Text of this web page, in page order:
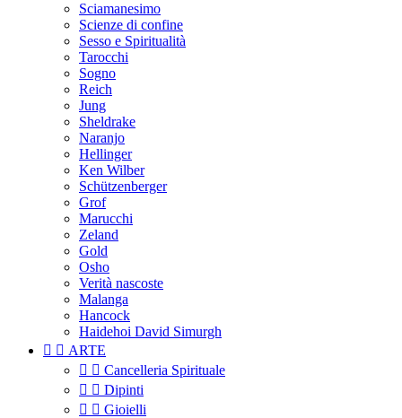
Sciamanesimo
Scienze di confine
Sesso e Spiritualità
Tarocchi
Sogno
Reich
Jung
Sheldrake
Naranjo
Hellinger
Ken Wilber
Schützenberger
Grof
Marucchi
Zeland
Gold
Osho
Verità nascoste
Malanga
Hancock
Haidehoi David Simurgh
  ARTE
  Cancelleria Spirituale
  Dipinti
  Gioielli